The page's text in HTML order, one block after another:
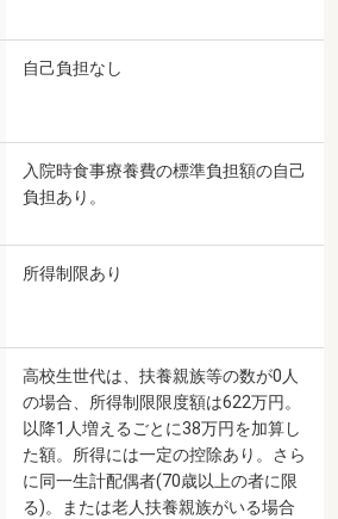
自己負担なし
入院時食事療養費の標準負担額の自己
負担あり。
所得制限あり
高校生世代は、扶養親族等の数が0人
の場合、所得制限限度額は622万円。
以降1人増えるごとに38万円を加算し
た額。所得には一定の控除あり。さら
に同一生計配偶者(70歳以上の者に限
る)。または老人扶養親族がいる場合